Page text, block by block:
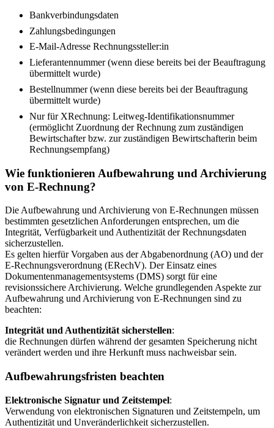
Bankverbindungsdaten
Zahlungsbedingungen
E-Mail-Adresse Rechnungssteller:in
Lieferantennummer (wenn diese bereits bei der Beauftragung
übermittelt wurde)
Bestellnummer (wenn diese bereits bei der Beauftragung
übermittelt wurde)
Nur für XRechnung: Leitweg-Identifikationsnummer
(ermöglicht Zuordnung der Rechnung zum zuständigen
Bewirtschafter bzw. zur zuständigen Bewirtschafterin beim
Rechnungsempfang)
Wie funktionieren Aufbewahrung und Archivierung
von E-Rechnung?
Die Aufbewahrung und Archivierung von E-Rechnungen müssen
bestimmten gesetzlichen Anforderungen entsprechen, um die
Integrität, Verfügbarkeit und Authentizität der Rechnungsdaten
sicherzustellen.
Es gelten hierfür Vorgaben aus der Abgabenordnung (AO) und der
E-Rechnungsverordnung (ERechV). Der Einsatz eines
Dokumentenmanagementsystems (DMS) sorgt für eine
revisionssichere Archivierung. Welche grundlegenden Aspekte zur
Aufbewahrung und Archivierung von E-Rechnungen sind zu
beachten:
Integrität und Authentizität sicherstellen:
die Rechnungen dürfen während der gesamten Speicherung nicht
verändert werden und ihre Herkunft muss nachweisbar sein.
Aufbewahrungsfristen beachten
Elektronische Signatur und Zeitstempel:
Verwendung von elektronischen Signaturen und Zeitstempeln, um
Authentizität und Unveränderlichkeit sicherzustellen.